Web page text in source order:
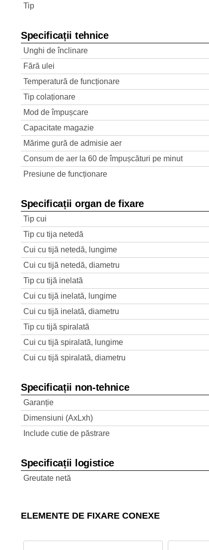
Tip
Specificații tehnice
Unghi de înclinare
Fără ulei
Temperatură de funcționare
Tip colaționare
Mod de împușcare
Capacitate magazie
Mărime gură de admisie aer
Consum de aer la 60 de împușcături pe minut
Presiune de funcționare
Specificații organ de fixare
Tip cui
Tip cu tija netedă
Cui cu tijă netedă, lungime
Cui cu tijă netedă, diametru
Tip cu tijă inelată
Cui cu tijă inelată, lungime
Cui cu tijă inelată, diametru
Tip cu tijă spiralată
Cui cu tijă spiralată, lungime
Cui cu tijă spiralată, diametru
Specificații non-tehnice
Garanție
Dimensiuni (AxLxh)
Include cutie de păstrare
Specificații logistice
Greutate netă
ELEMENTE DE FIXARE CONEXE